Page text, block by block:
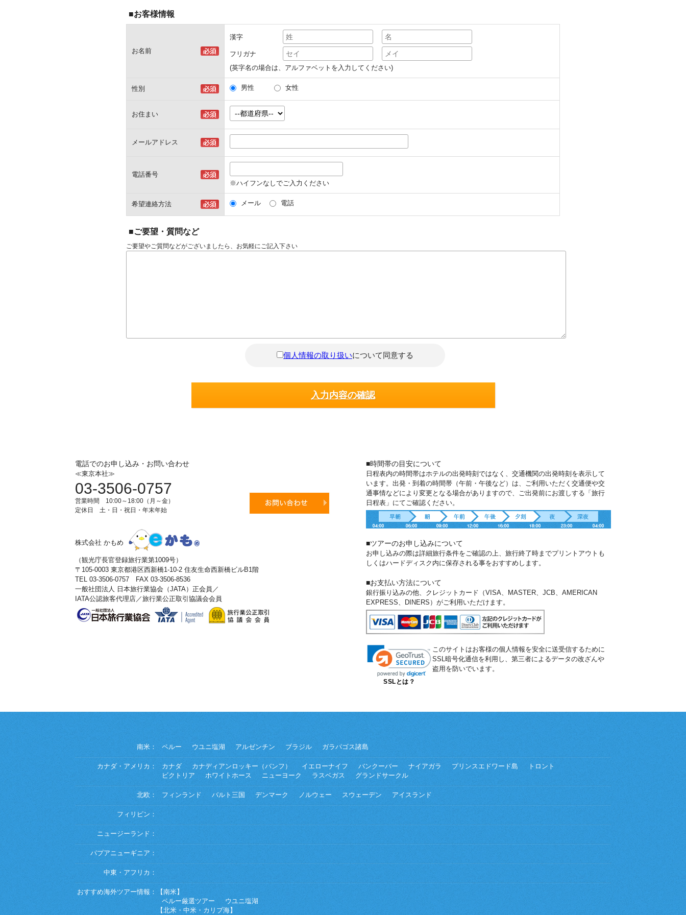
■お客様情報
お名前
漢字
フリガナ
(英字名の場合は、アルファベットを入力してください)
性別 男性 女性
お住まい
メールアドレス
電話番号
※ハイフンなしでご入力ください
希望連絡方法 メール 電話
■ご要望・質問など
ご要望やご質問などがございましたら、お気軽にご記入下さい
個人情報の取り扱いについて同意する
電話でのお申し込み・お問い合わせ
≪東京本社≫
03-3506-0757
営業時間 10:00～18:00（月～金）
定休日 土・日・祝日・年末年始
株式会社 かもめ
（観光庁長官登録旅行業第1009号）
〒105-0003 東京都港区西新橋1-10-2 住友生命西新橋ビルB1階
TEL 03-3506-0757 FAX 03-3506-8536
一般社団法人 日本旅行業協会（JATA）正会員／
IATA公認旅客代理店／旅行業公正取引協議会会員
■時間帯の目安について
日程表内の時間帯はホテルの出発時刻ではなく、交通機関の出発時刻を表示して
います。出発・到着の時間帯（午前・午後など）は、ご利用いただく交通便や交
通事情などにより変更となる場合がありますので、ご出発前にお渡しする「旅行
日程表」にてご確認ください。
■ツアーのお申し込みについて
お申し込みの際は詳細旅行条件をご確認の上、旅行終了時までプリントアウトも
しくはハードディスク内に保存される事をおすすめします。
■お支払い方法について
銀行振り込みの他、クレジットカード（VISA、MASTER、JCB、AMERICAN
EXPRESS、DINERS）がご利用いただけます。
SSLとは？
このサイトはお客様の個人情報を安全に送受信するために
SSL暗号化通信を利用し、第三者によるデータの改ざんや
盗用を防いでいます。
南米： ペルー ウユニ塩湖 アルゼンチン ブラジル ガラパゴス諸島
カナダ・アメリカ： カナダ カナディアンロッキー（バンフ） イエローナイフ バンクーバー ナイアガラ プリンスエドワード島
トロント
ビクトリア
ホワイトホース ニューヨーク ラスベガス グランドサークル
北欧： フィンランド バルト三国 デンマーク ノルウェー スウェーデン アイスランド
フィリピン：
ニュージーランド：
パプアニューギニア：
中東・アフリカ：
おすすめ海外ツアー情報：
【南米】
ペルー厳選ツアー
ウユニ塩湖
【北米・中米・カリブ海】